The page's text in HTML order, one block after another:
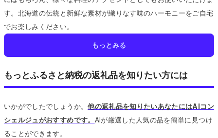
す。 北海道の伝統と新鮮な素材が織りなす味のハーモニーをご自宅
でお楽しみください。
もっとみる
もっとふるさと納税の返礼品を知りたい方には
いかがでしたでしょうか。他の返礼品を知りたいあなたにはAIコン
シェルジュがおすすめです。 AIが厳選した人気の品を簡単に見つけ
ることができます。